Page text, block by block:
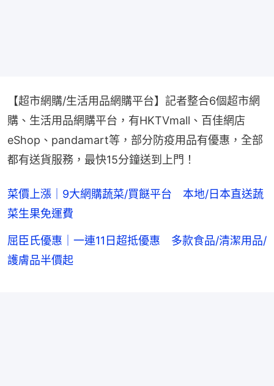
【超市網購/生活用品網購平台】記者整合6個超市網
購、生活用品網購平台，有HKTVmall、百佳網店
eShop、pandamart等，部分防疫用品有優惠，全部
都有送貨服務，最快15分鐘送到上門！
菜價上漲｜9大網購蔬菜/買餸平台 本地/日本直送蔬
菜生果免運費
屈臣氏優惠｜一連11日超抵優惠 多款食品/清潔用品/
護膚品半價起